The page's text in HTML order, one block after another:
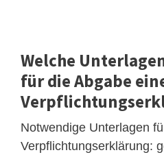
Welche
für die Abgabe
Notwendige Unterlagen
Verpflichtungserklärung: